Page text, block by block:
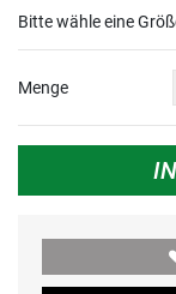
Bitte wähle eine
Menge